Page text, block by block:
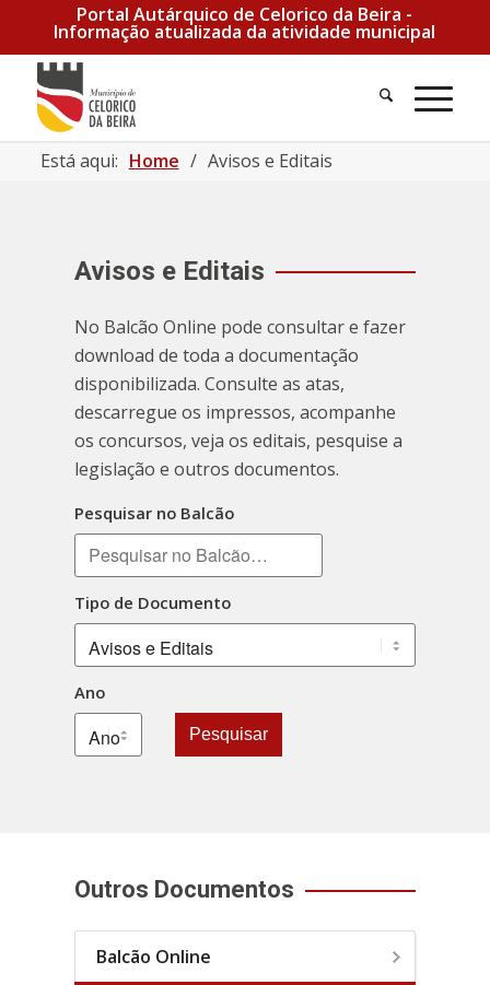
Portal Autárquico de Celorico da Beira -
Informação atualizada da atividade municipal
Pesquisa
Está aqui: Home / Avisos e Editais
Avisos e Editais
No Balcão Online pode consultar e fazer
download de toda a documentação
disponibilizada. Consulte as atas,
descarregue os impressos, acompanhe
os concursos, veja os editais, pesquise a
legislação e outros documentos.
Pesquisar no Balcão
Tipo de Documento
Ano
Pesquisar
Outros Documentos
Balcão Online